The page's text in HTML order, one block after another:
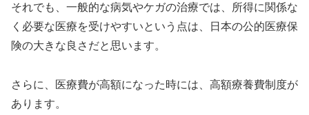
それでも、一般的な病気やケガの治療では、所得に関係な
く必要な医療を受けやすいという点は、日本の公的医療保
険の大きな良さだと思います。
さらに、医療費が高額になった時には、高額療養費制度が
あります。